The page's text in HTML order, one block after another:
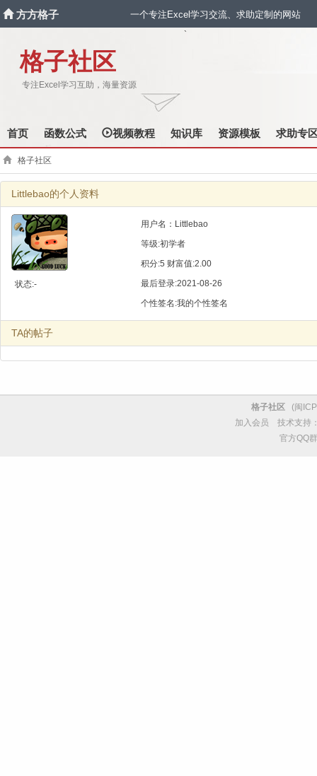
方方格子 一个专注Excel学习交流、求助定制的网站
格子社区
专注Excel学习互助，海量资源
`
首页 函数公式 视频教程 知识库 资源模板 求助专
格子社区
Littlebao的个人资料
状态:-
用户名：Littlebao
等级:初学者
积分:5 财富值:2.00
最后登录:2021-08-26
个性签名:我的个性签名
TA的帖子
格子社区 (闽
加入会员
技术支持
官方QQ